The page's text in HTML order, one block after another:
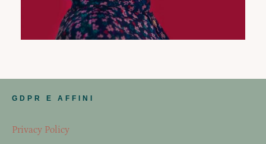
GDPR E AFFINI
Privacy Policy